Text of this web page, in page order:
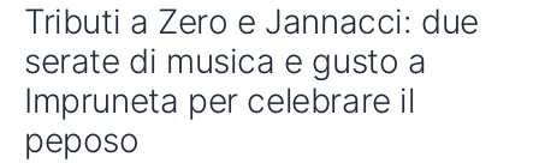
Tributi a Zero e Jannacci: due
serate di musica e gusto a
Impruneta per celebrare il
peposo